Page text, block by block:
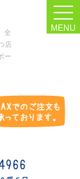
全
店
ー
MENU